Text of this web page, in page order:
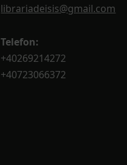
librariadeisis@gmail.com
Telefon:
+40269214272
+40723066372